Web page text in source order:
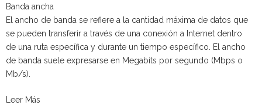
Banda ancha
El ancho de banda se refiere a la cantidad máxima de datos que
se pueden transferir a través de una conexión a Internet dentro
de una ruta específica y durante un tiempo específico. El ancho
de banda suele expresarse en Megabits por segundo (Mbps o
Mb/s).
Leer Más